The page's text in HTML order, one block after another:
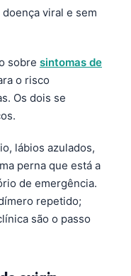
viral e sem
sobre sintomas de
o risco
Os dois se
lábios azulados,
perna que está a
de emergência.
repetido;
são o passo